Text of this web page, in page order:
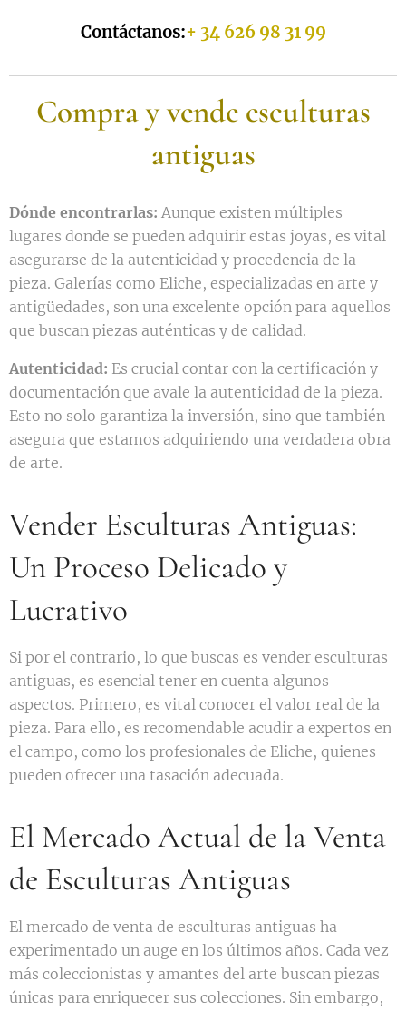
Contáctanos:+ 34 626 98 31 99
Compra y vende esculturas
antiguas
Dónde encontrarlas: Aunque existen múltiples
lugares donde se pueden adquirir estas joyas, es vital
asegurarse de la autenticidad y procedencia de la
pieza. Galerías como Eliche, especializadas en arte y
antigüedades, son una excelente opción para aquellos
que buscan piezas auténticas y de calidad.
Autenticidad: Es crucial contar con la certificación y
documentación que avale la autenticidad de la pieza.
Esto no solo garantiza la inversión, sino que también
asegura que estamos adquiriendo una verdadera obra
de arte.
Vender Esculturas Antiguas:
Un Proceso Delicado y
Lucrativo
Si por el contrario, lo que buscas es vender esculturas
antiguas, es esencial tener en cuenta algunos
aspectos. Primero, es vital conocer el valor real de la
pieza. Para ello, es recomendable acudir a expertos en
el campo, como los profesionales de Eliche, quienes
pueden ofrecer una tasación adecuada.
El Mercado Actual de la Venta
de Esculturas Antiguas
El mercado de venta de esculturas antiguas ha
experimentado un auge en los últimos años. Cada vez
más coleccionistas y amantes del arte buscan piezas
únicas para enriquecer sus colecciones. Sin embargo,